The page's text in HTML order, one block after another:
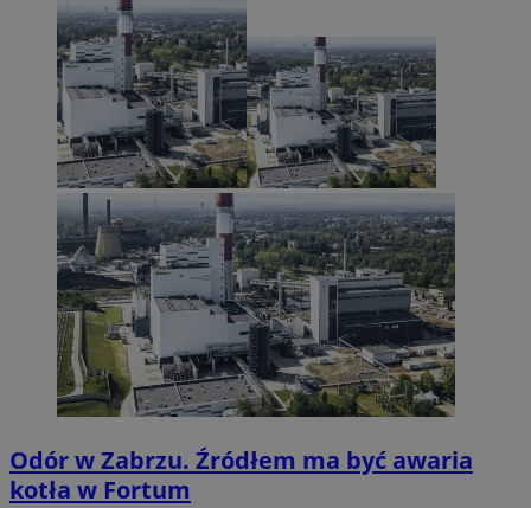
Odór w Zabrzu. Źródłem ma być awaria
kotła w Fortum